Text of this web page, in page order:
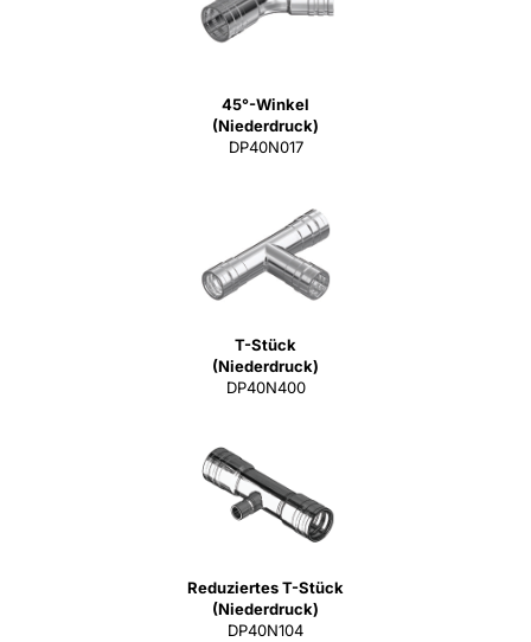
45°-Winkel
(Niederdruck)
DP40N017
T-Stück
(Niederdruck)
DP40N400
Reduziertes T-Stück
(Niederdruck)
DP40N104